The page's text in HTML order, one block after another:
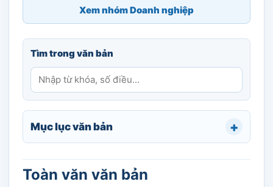
Xem nhóm Doanh nghiệp
Tìm trong văn bản
Mục lục văn bản
Toàn văn văn bản